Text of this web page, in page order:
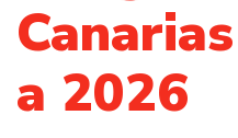
Canarias
a 2026